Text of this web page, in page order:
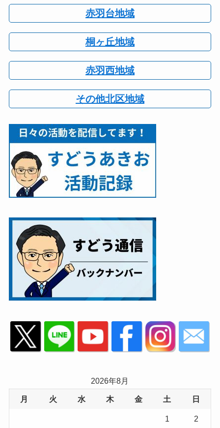
赤羽台地域
桐ヶ丘地域
赤羽西地域
その他北区地域
2026年8月
月 火 水 木 金 土 日
1 2